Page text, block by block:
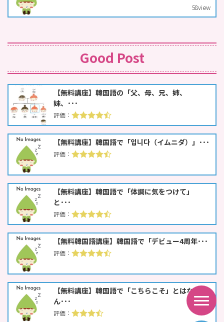
58view
Good Post
【無料講座】韓国語の「父、母、兄、姉、
妹、･･･
【無料講座】韓国語で「입니다（イムニダ）」･･･
【無料講座】韓国語で「体調に気をつけて」
と･･･
【無料韓国語講座】韓国語で「デビュー4周年･･･
【無料講座】韓国語で「こちらこそ」とはな
ん･･･